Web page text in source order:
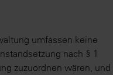
umfassen keine
nach § 1
zuzuordnen wären, und